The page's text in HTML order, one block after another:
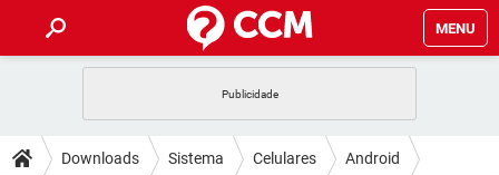
MENU
CELULAR FACEBOOK
DICAS
Downloads Sistema Celulares Android